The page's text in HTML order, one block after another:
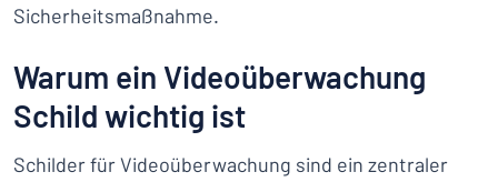
Sicherheitsmaßnahme.
Warum ein Videoüberwachung
Schild wichtig ist
Schilder für Videoüberwachung sind ein zentraler